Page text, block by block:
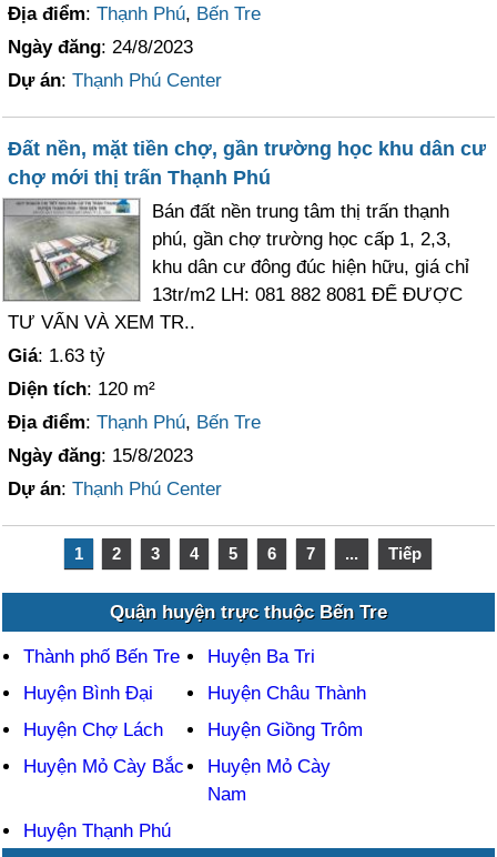
Địa điểm:Thạnh Phú, Bến Tre
Ngày đăng: 24/8/2023
Dự án:Thạnh Phú Center
Đất nền, mặt tiền chợ, gần trường học khu dân cư
chợ mới thị trấn Thạnh Phú
Bán đất nền trung tâm thị trấn thạnh
phú, gần chợ trường học cấp 1, 2,3,
khu dân cư đông đúc hiện hữu, giá chỉ
13tr/m2 LH: 081 882 8081 ĐỂ ĐƯỢC
TƯ VẤN VÀ XEM TR..
Giá: 1.63 tỷ
Diện tích: 120 m²
Địa điểm:Thạnh Phú, Bến Tre
Ngày đăng: 15/8/2023
Dự án:Thạnh Phú Center
1 2 3 4 5 6 7 ... Tiếp
Quận huyện trực thuộc Bến Tre
Thành phố Bến Tre
Huyện Ba Tri
Huyện Bình Đại
Huyện Châu Thành
Huyện Chợ Lách
Huyện Giồng Trôm
Huyện Mỏ Cày Bắc
Huyện Mỏ Cày
Nam
Huyện Thạnh Phú